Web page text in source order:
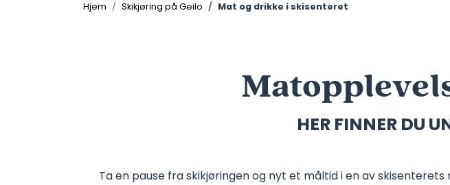
Hjem Skikjøring på Geilo Mat og drikke i skisenteret
HER FINNER DU
Ta en pause fra skikjøringen og nyt et måltid i en av